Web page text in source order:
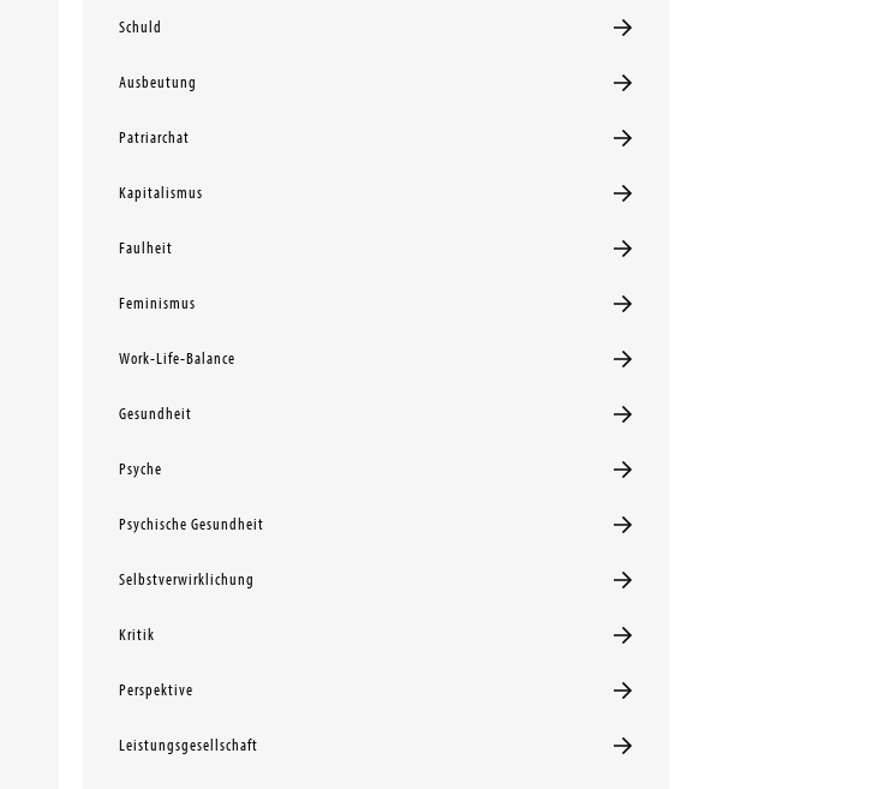
Schuld
Ausbeutung
Patriarchat
Kapitalismus
Faulheit
Feminismus
Work-Life-Balance
Gesundheit
Psyche
Psychische Gesundheit
Selbstverwirklichung
Kritik
Perspektive
Leistungsgesellschaft